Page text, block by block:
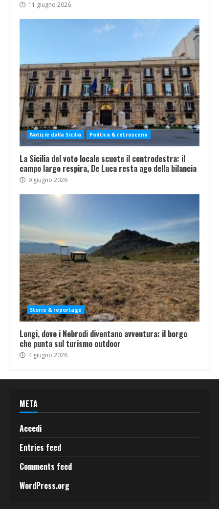
11 giugno 2026
Notizie dalla Sicilia Politica & retroscena
La Sicilia del voto locale scuote il centrodestra: il
campo largo respira, De Luca resta ago della bilancia
9 giugno 2026
Storie & reportage
Longi, dove i Nebrodi diventano avventura: il borgo
che punta sul turismo outdoor
4 giugno 2026
META
Accedi
Entries feed
Comments feed
WordPress.org